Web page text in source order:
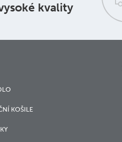
kvality
KOŠILE